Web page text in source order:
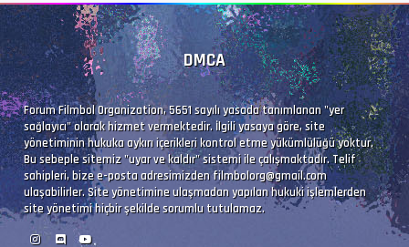
Dil               : en
Altyazı #5        : UTF-8
İz Adı            : Türkçe (Forced)
Dil               : tr
Altyazı #6        : UTF-8
DMCA
Forum Filmbol Organization, 5651 sayılı yasada tanımlanan "yer
sağlayıcı" olarak hizmet vermektedir. İlgili yasaya göre, site
yönetiminin hukuka aykırı içerikleri kontrol etme yükümlülüğü yoktur.
Bu sebeple sitemiz "uyar ve kaldır" sistemi ile çalışmaktadır. Telif
sahipleri, bize e-posta adresimizdenfilmbolorg@gmail.com
ulaşabilirler. Site yönetimine ulaşmadan yapılan hukuki işlemlerden
site yönetimi hiçbir şekilde sorumlu tutulamaz.